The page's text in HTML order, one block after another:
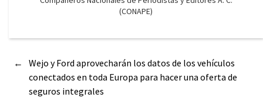
(CONAPE)
←
Wejo y Ford aprovecharán los datos de los vehículos
conectados en toda Europa para hacer una oferta de
seguros integrales